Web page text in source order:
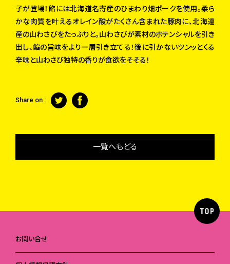
子が登場！餡には北海道名寄産のひまわり畑ポークを使用。柔ら
かな肉質を叶えるオレイン酸がたくさん含まれた豚肉に、北海道
産の山わさびをたっぷりと。山わさびが素材のポテンシャルを引き
出し、餡の旨味をより一層引き立てる！後に引かないツンッとくる
辛味と山わさび独特の香りが食欲をそそる！
Share on :
一覧へもどる
お問い合せ